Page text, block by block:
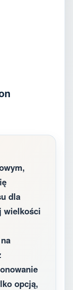
dla
wielkości
opcją,